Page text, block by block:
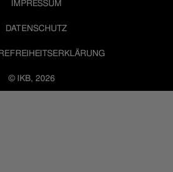
© IKB, 2026
IMPRESSUM
DATENSCHUTZ